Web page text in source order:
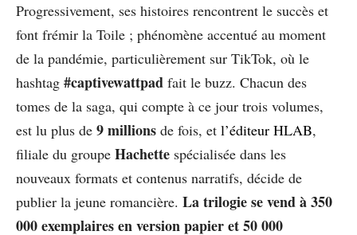
Progressivement, ses histoires rencontrent le succès et
font frémir la Toile ; phénomène accentué au moment
de la pandémie, particulièrement sur TikTok, où le
hashtag #captivewattpad fait le buzz. Chacun des
tomes de la saga, qui compte à ce jour trois volumes,
est lu plus de 9 millions de fois, et l’éditeur HLAB,
filiale du groupe Hachette spécialisée dans les
nouveaux formats et contenus narratifs, décide de
publier la jeune romancière. La trilogie se vend à 350
000 exemplaires en version papier et 50 000